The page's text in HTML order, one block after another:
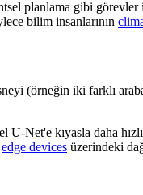
planlama gibi görevler
bilim insanlarının
(örneğin iki farklı
Net'e kıyasla daha
edge devices üzerindeki